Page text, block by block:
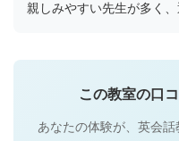
親しみやすい先生が多く、
この教室の口
あなたの体験が、英会